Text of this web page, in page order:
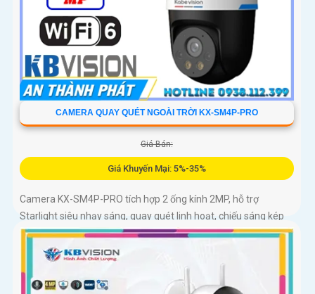
CAMERA QUAY QUÉT NGOÀI TRỜI KX-SM4P-PRO
Giá Bán:
Giá Khuyến Mại: 5%-35%
Camera KX-SM4P-PRO tích hợp 2 ống kính 2MP, hỗ trợ
Starlight siêu nhạy sáng, quay quét linh hoạt, chiếu sáng kép
thông minh và LED ánh sáng ấm 30m. Công nghệ AI-ISP kết
hợp cảm biến lớn tối ưu hình ảnh ban đêm